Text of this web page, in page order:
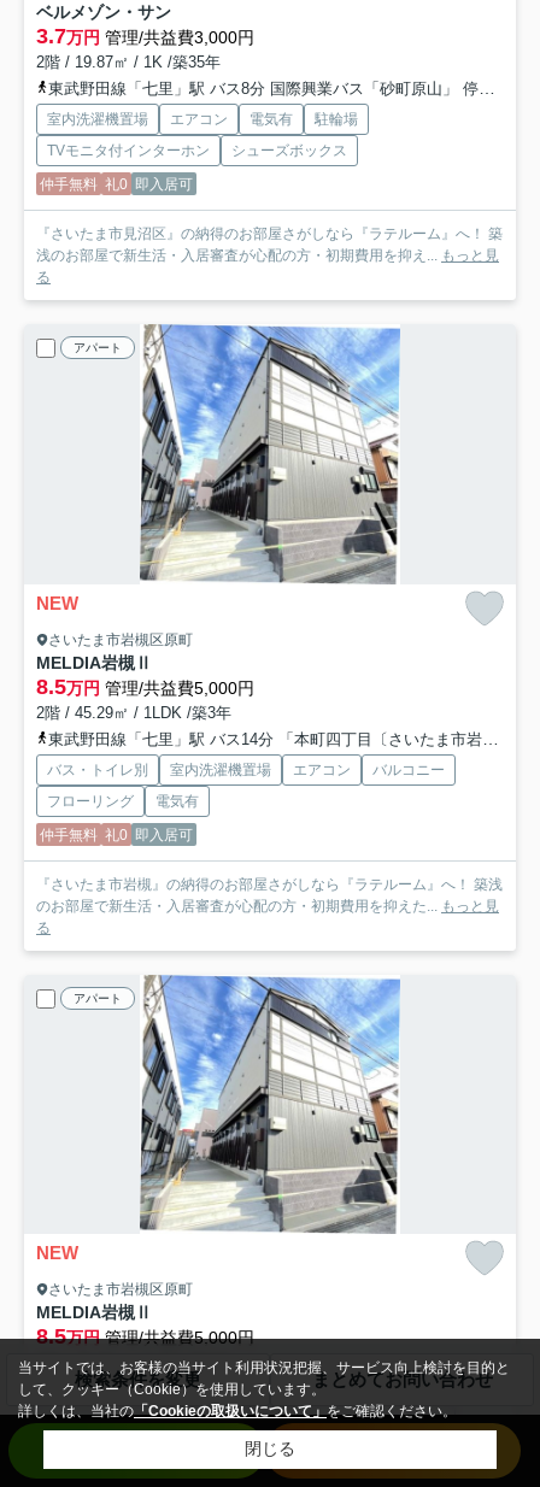
ベルメゾン・サン
3.7万円 管理/共益費3,000円
2階 / 19.87㎡ / 1K /築35年
東武野田線「七里」駅 バス8分 国際興業バス「砂町原山」 停歩13分
室内洗濯機置場 エアコン 電気有
駐輪場
TVモニタ付インターホン
シューズボックス
仲手無料 礼0 即入居可
『さいたま市見沼区』の納得のお部屋さがしなら『ラテルーム』へ！ 築
浅のお部屋で新生活・入居審査が心配の方・初期費用を抑え... もっと見
る
アパート
NEW
さいたま市岩槻区原町
MELDIA岩槻Ⅱ
8.5万円 管理/共益費5,000円
2階 / 45.29㎡ / 1LDK /築3年
東武野田線「七里」駅 バス14分 「本町四丁目〔さいたま市岩槻区〕」 停歩10分
バス・トイレ別 室内洗濯機置場 エアコン
バルコニー
フローリング
電気有
仲手無料 礼0 即入居可
『さいたま市岩槻』の納得のお部屋さがしなら『ラテルーム』へ！ 築浅
のお部屋で新生活・入居審査が心配の方・初期費用を抑えた...
もっと見
る
アパート
NEW
さいたま市岩槻区原町
MELDIA岩槻Ⅱ
8.5万円管理/共益費5,000円
2階 / 45.29㎡ / 1LDK /築3年
東武野田線「七里」駅 バス14分 「本町四丁目〔さいたま市岩槻区〕」 停歩10分
バス・トイレ別 室内洗濯機置場 エアコン
バルコニー
検索条件を変更 まとめてお問い合わせ
当サイトでは、お客様の当サイト利用状況把握、サービス向上検討を目的と
して、クッキー（Cookie）を使用しています。
詳しくは、当社の「Cookieの取扱いについて」をご確認ください。
閉じる